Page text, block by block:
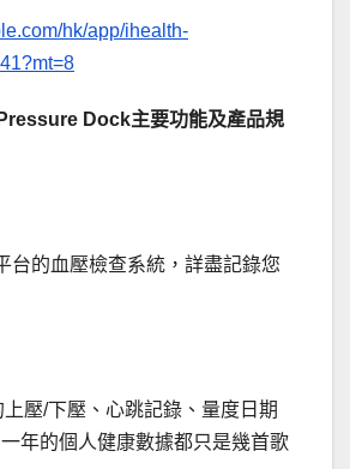
hk/app/ihealth-
mt=8
Dock主要功能及產品規
台的血壓檢查系統，詳盡記錄您
壓/下壓、心跳記錄、 量度日期
年的個人健康數據都只是幾首歌